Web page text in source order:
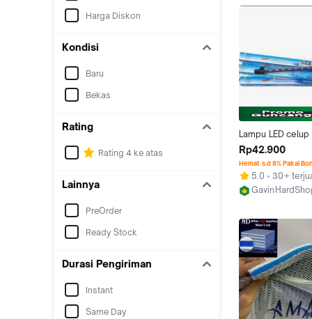
Harga Diskon
Kondisi
Baru
Bekas
Rating
Rating 4 ke atas
Lainnya
PreOrder
Ready Stock
Durasi Pengiriman
Instant
Same Day
Lampu LED celup
Submersible
aquarium
cm
Rp42.900
Hemat s.d 8% Pakai
5.0
30+